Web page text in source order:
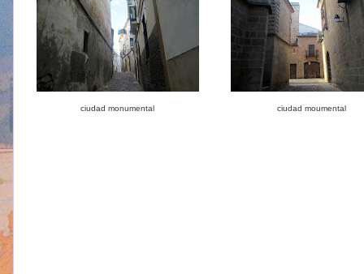
ciudad monumental ciudad moumental